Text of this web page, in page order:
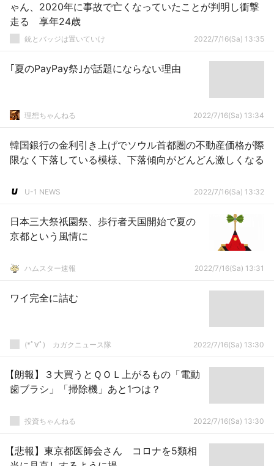
ゃん、2020年に事故で亡くなっていたことが判明し衝撃
走る 享年24歳
銃とバッジは置いていけ 2022/7/16(Sa) 13:35
｢夏のPayPay祭｣が話題にならない理由
理想ちゃんねる 2022/7/16(Sa) 13:34
韓国銀行の金利引き上げでソウル首都圏の不動産価格が際
限なく下落している模様、下落傾向がどんどん激しくなる
U-1 NEWS 2022/7/16(Sa) 13:32
日本三大祭祇園祭、歩行者天国開始で夏の
京都という風情に
ハムスター速報 2022/7/16(Sa) 13:31
ワイ完全に詰む
(*ﾟ∀ﾟ)ゞカガクニュース隊 2022/7/16(Sa) 13:30
【朗報】３大買うとＱＯＬ上がるもの「電動
歯ブラシ」「掃除機」あと1つは？
投資ちゃんねる 2022/7/16(Sa) 13:30
【悲報】東京都医師会さん コロナを5類相